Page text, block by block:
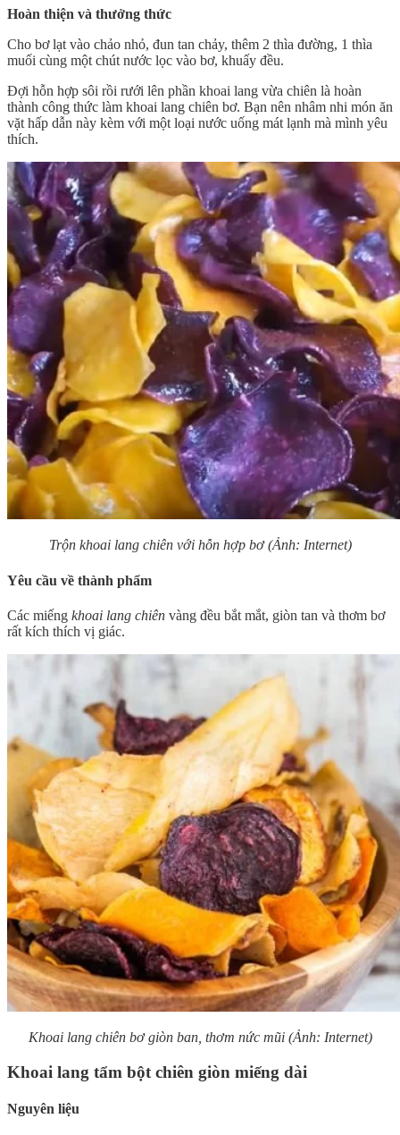
Hoàn thiện và thưởng thức
Cho bơ lạt vào chảo nhỏ, đun tan chảy, thêm 2 thìa đường, 1 thìa
muối cùng một chút nước lọc vào bơ, khuấy đều.
Đợi hỗn hợp sôi rồi rưới lên phần khoai lang vừa chiên là hoàn
thành công thức làm khoai lang chiên bơ. Bạn nên nhâm nhi món ăn
vặt hấp dẫn này kèm với một loại nước uống mát lạnh mà mình yêu
thích.
Trộn khoai lang chiên với hỗn hợp bơ (Ảnh: Internet)
Yêu cầu về thành phẩm
Các miếng khoai lang chiên vàng đều bắt mắt, giòn tan và thơm bơ
rất kích thích vị giác.
Khoai lang chiên bơ giòn ban, thơm nức mũi (Ảnh: Internet)
Khoai lang tẩm bột chiên giòn miếng dài
Nguyên liệu